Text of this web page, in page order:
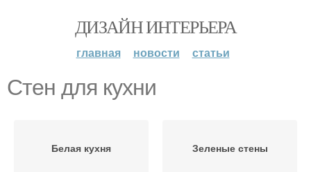
ДИЗАЙН ИНТЕРЬЕРА
главная новости статьи
Стен для кухни
Белая кухня Зеленые стены